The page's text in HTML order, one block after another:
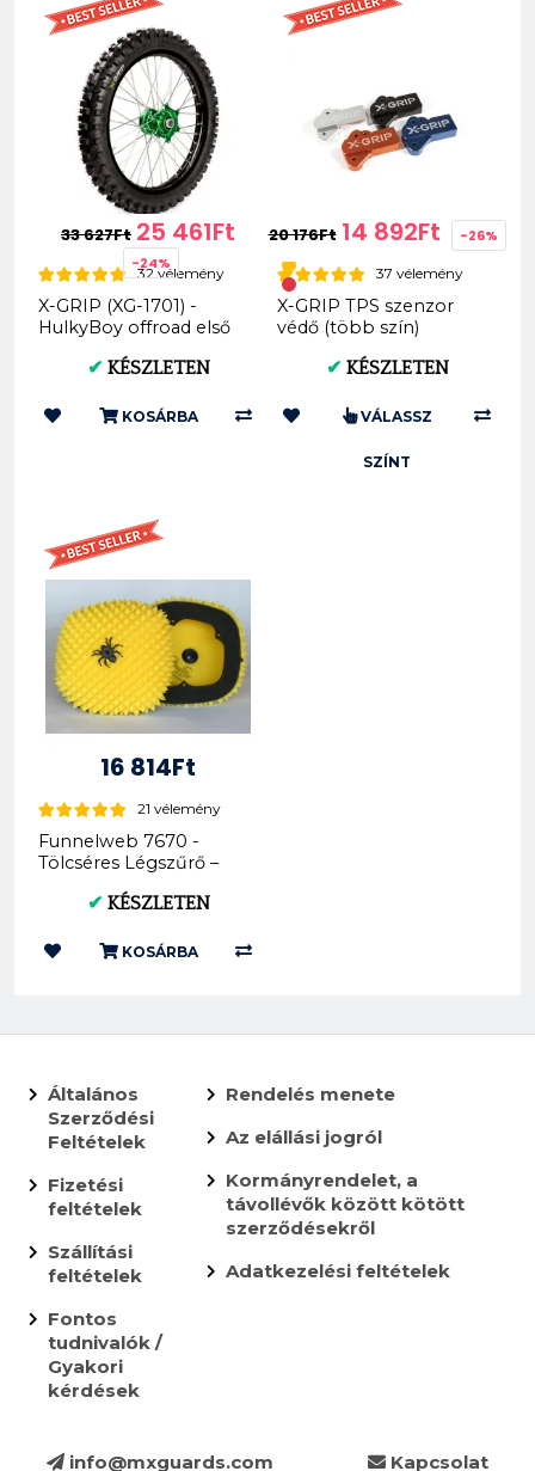
33 627Ft 25 461Ft
-24%
32 vélemény
X-GRIP (XG-1701) -
HulkyBoy offroad első
✔ KÉSZLETEN
KOSÁRBA
20 176Ft 14 892Ft -26%
37 vélemény
X-GRIP TPS szenzor
védő (több szín)
✔ KÉSZLETEN
VÁLASSZ
SZÍNT
16 814Ft
21 vélemény
Funnelweb 7670 -
Tölcséres Légszűrő –
Husqvar...
✔ KÉSZLETEN
KOSÁRBA
Általános
Szerződési
Feltételek
Fizetési
feltételek
Szállítási
feltételek
Fontos
tudnivalók /
Gyakori
kérdések
Rendelés menete
Az elállási jogról
Kormányrendelet, a
távollévők között kötött
szerződésekről
Adatkezelési feltételek
info@mxguards.com Kapcsolat